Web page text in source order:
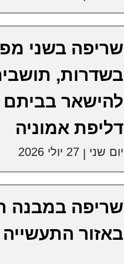
שריפה בשני
בשדרות,
להישאר
דליפת אמוניה
יום שני 27 יולי 2026
שריפה במבנה
באזור